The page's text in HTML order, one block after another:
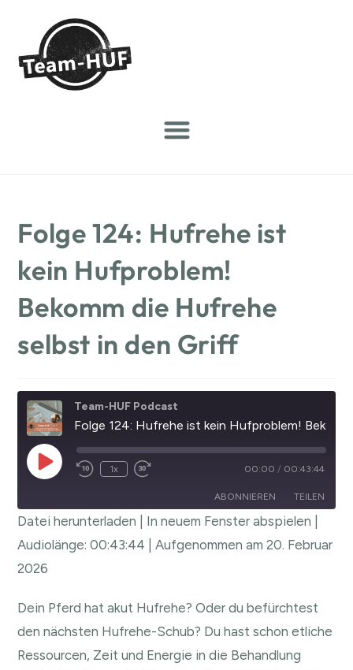
Folge 124: Hufrehe ist
kein Hufproblem!
Bekomm die Hufrehe
selbst in den Griff
Team-HUF Podcast
1x 00:00 / 00:43:44
ABONNIEREN TEILEN
RSS FEED
TEILEN
LINK
EMBED
Datei herunterladen In neuem Fenster abspielen
Audiolänge: 00:43:44 |Aufgenommen am 20. Februar
2026
Dein Pferd hat akut Hufrehe? Oder du befürchtest
den nächsten Hufrehe-Schub? Du hast schon etliche
Ressourcen, Zeit und Energie in die Behandlung